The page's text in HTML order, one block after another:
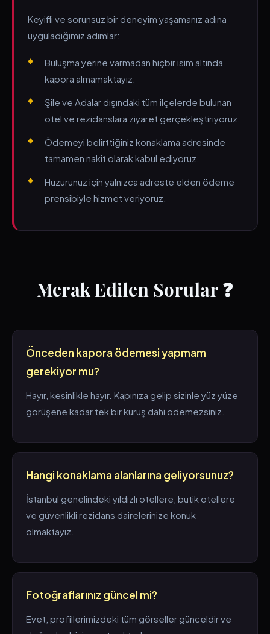
Keyifli ve sorunsuz bir deneyim yaşamanız adına
uyguladığımız adımlar:
Buluşma yerine varmadan hiçbir isim altında
kapora almamaktayız.
Şile ve Adalar dışındaki tüm ilçelerde bulunan
otel ve rezidanslara ziyaret gerçekleştiriyoruz.
Ödemeyi belirttiğiniz konaklama adresinde
tamamen nakit olarak kabul ediyoruz.
Huzurunuz için yalnızca adreste elden ödeme
prensibiyle hizmet veriyoruz.
Merak Edilen Sorular ❓
Önceden kapora ödemesi yapmam
gerekiyor mu?
Hayır, kesinlikle hayır. Kapınıza gelip sizinle yüz yüze
görüşene kadar tek bir kuruş dahi ödemezsiniz.
Hangi konaklama alanlarına geliyorsunuz?
İstanbul genelindeki yıldızlı otellere, butik otellere
ve güvenlikli rezidans dairelerinize konuk
olmaktayız.
Fotoğraflarınız güncel mi?
Evet, profillerimizdeki tüm görseller günceldir ve